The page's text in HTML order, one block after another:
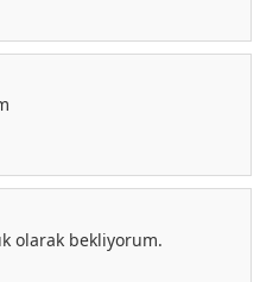
olarak bekliyorum.